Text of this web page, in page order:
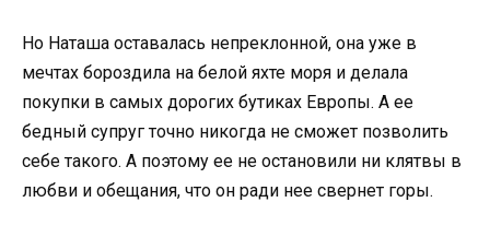
Но Наташа оставалась непреклонной, она уже в
мечтах бороздила на белой яхте моря и делала
покупки в самых дорогих бутиках Европы. А ее
бедный супруг точно никогда не сможет позволить
себе такого. А поэтому ее не остановили ни клятвы в
любви и обещания, что он ради нее свернет горы.